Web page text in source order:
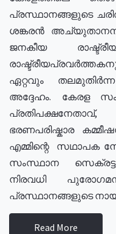
പ്രസ്ഥാനങ്ങളുടെ
ശങ്കരൻ
ജനകീയ
ഏറ്റവും
അദ്ദേഹം. കേരള
ഭരണപരിഷ്കാര
എമ്മിന്റെ സഥാപക
സംസ്ഥാന
നിരവധി
പ്രസ്ഥാനങ്ങളുടെ
Read More